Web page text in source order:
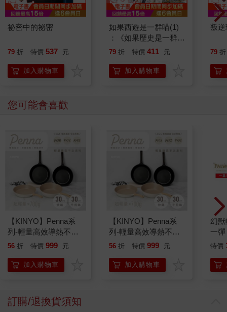
祕密中的祕密
79 折 特價 537 元
加入購物車
如果西遊是一群喵(1)
：《如果歷史是一群
喵》作者最新力作，附
79 折 特價 411 元
加入購物車
叛
79 折
您可能會喜歡
【KINYO】Penna系
列-輕量高效導熱不沾
平煎鍋30cm
56 折 特價 999 元
加入購物車
【KINYO】Penna系
列-輕量高效導熱不沾
平煎鍋30cm
56 折 特價 999 元
加入購物車
幻
一
特價
訂購/退換貨須知